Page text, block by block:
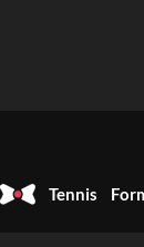
Tennis